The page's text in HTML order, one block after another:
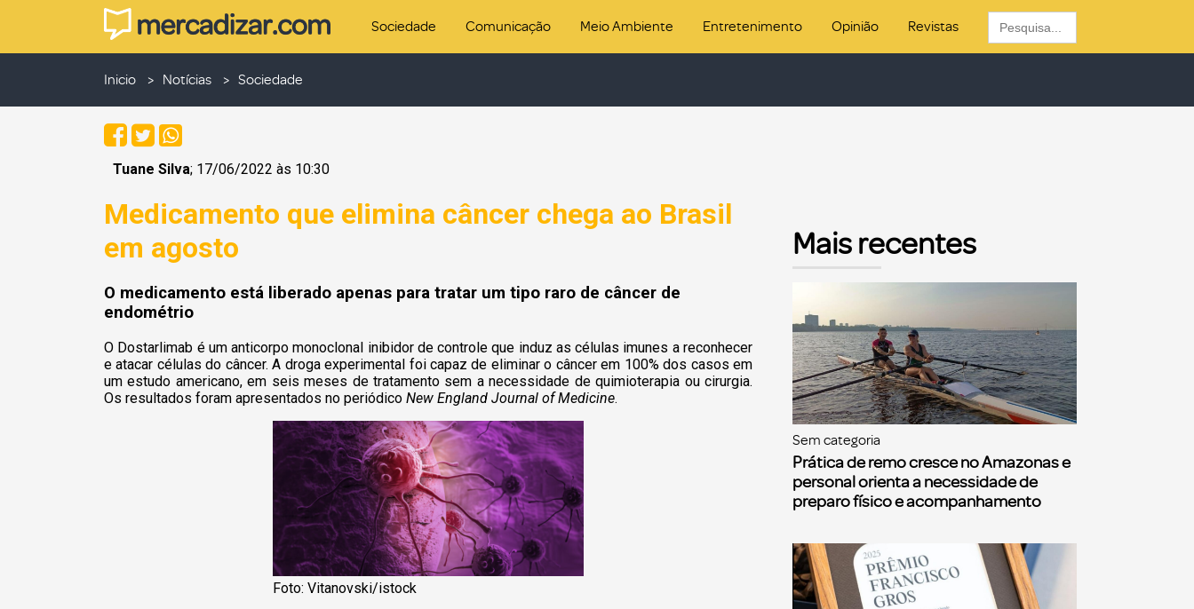
Sociedade Comunicação Meio Ambiente Entretenimento Opinião Revistas
Search
for:
Inicio Notícias Sociedade
Tuane Silva; 17/06/2022 às 10:30
Medicamento que elimina câncer chega ao Brasil
em agosto
O medicamento está liberado apenas para tratar um tipo raro de câncer de
endométrio
O Dostarlimab é um anticorpo monoclonal inibidor de controle que induz as células imunes a reconhecer
e atacar células do câncer. A droga experimental foi capaz de eliminar o câncer em 100% dos casos em
um estudo americano, em seis meses de tratamento sem a necessidade de quimioterapia ou cirurgia.
Os resultados foram apresentados no periódico New England Journal of Medicine.
Foto: Vitanovski/istock
Mais recentes
Sem categoria
Prática de remo cresce no Amazonas e
personal orienta a necessidade de
preparo físico e acompanhamento